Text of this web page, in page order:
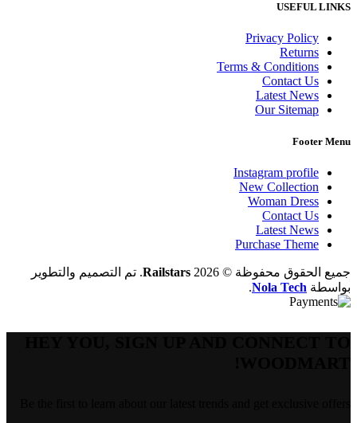
USEFUL LINKS
Privacy Policy
Returns
Terms & Conditions
Contact Us
Latest News
Our Sitemap
Footer Menu
Instagram profile
New Collection
Woman Dress
Contact Us
Latest News
Purchase Theme
جميع الحقوق محفوظة © 2026 Railstars. تم التصميم والتطوير
بواسطة Nola Tech
.